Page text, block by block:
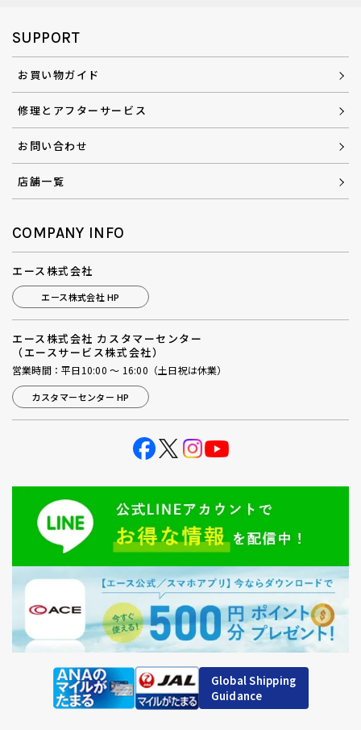
SUPPORT
お買い物ガイド
修理とアフターサービス
お問い合わせ
店舗一覧
COMPANY INFO
エース株式会社
エース株式会社 HP
エース株式会社 カスタマーセンター
（エースサービス株式会社）
営業時間：平日10:00 ～ 16:00（土日祝は休業）
カスタマーセンター HP
Global Shipping
Guidance